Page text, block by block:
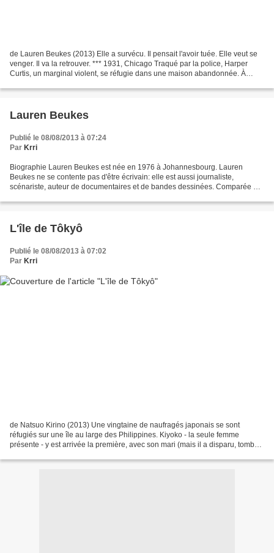
de Lauren Beukes (2013) Elle a survécu. Il pensait l'avoir tuée. Elle veut se
venger. Il va la retrouver. *** 1931, Chicago Traqué par la police, Harper
Curtis, un marginal violent, se réfugie dans une maison abandonnée. À
Lauren Beukes
Publié le 08/08/2013 à 07:24
Par Krri
Biographie Lauren Beukes est née en 1976 à Johannesbourg. Lauren
Beukes ne se contente pas d'être écrivain: elle est aussi journaliste,
scénariste, auteur de documentaires et de bandes dessinées. Comparée à
L'île de Tôkyô
Publié le 08/08/2013 à 07:02
Par Krri
de Natsuo Kirino (2013) Une vingtaine de naufragés japonais se sont
réfugiés sur une île au large des Philippines. Kiyoko - la seule femme
présente - y est arrivée la première, avec son mari (mais il a disparu, tombé